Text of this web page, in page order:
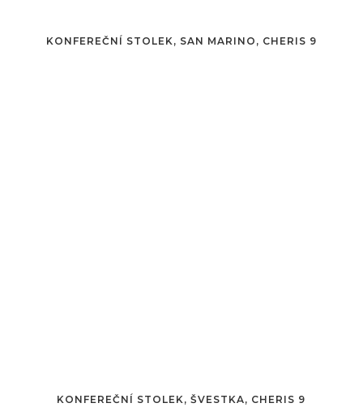
KONFEREČNÍ STOLEK, SAN MARINO, CHERIS 9
KONFEREČNÍ STOLEK, ŠVESTKA, CHERIS 9